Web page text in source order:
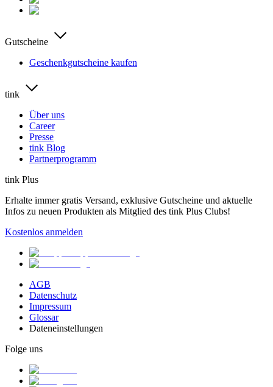
Gutscheine
Geschenkgutscheine kaufen
tink
Über uns
Career
Presse
tink Blog
Partnerprogramm
tink Plus
Erhalte immer gratis Versand, exklusive Gutscheine und aktuelle
Infos zu neuen Produkten als Mitglied des tink Plus Clubs!
Kostenlos anmelden
AGB
Datenschutz
Impressum
Glossar
Dateneinstellungen
Folge uns